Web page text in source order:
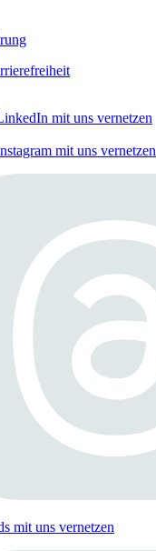
mit uns vernetzen
mit uns vernetzen
mit uns vernetzen